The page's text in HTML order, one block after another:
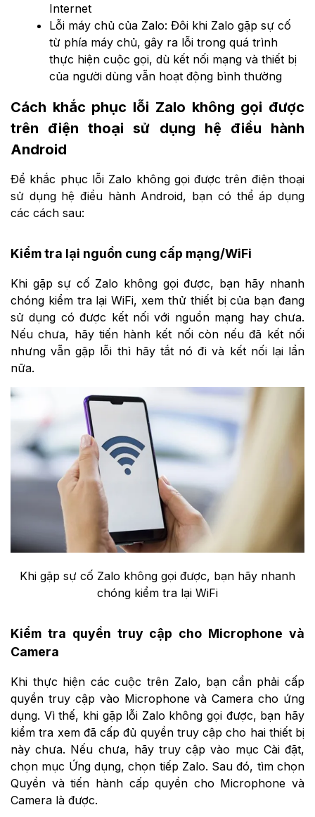
Internet
Lỗi máy chủ của Zalo: Đôi khi Zalo gặp sự cố
từ phía máy chủ, gây ra lỗi trong quá trình
thực hiện cuộc gọi, dù kết nối mạng và thiết bị
của người dùng vẫn hoạt động bình thường
Cách khắc phục lỗi Zalo không gọi được
trên điện thoại sử dụng hệ điều hành
Android
Để khắc phục lỗi Zalo không gọi được trên điện thoại
sử dụng hệ điều hành Android, bạn có thể áp dụng
các cách sau:
Kiểm tra lại nguồn cung cấp mạng/WiFi
Khi gặp sự cố Zalo không gọi được, bạn hãy nhanh
chóng kiểm tra lại WiFi, xem thử thiết bị của bạn đang
sử dụng có được kết nối với nguồn mạng hay chưa.
Nếu chưa, hãy tiến hành kết nối còn nếu đã kết nối
nhưng vẫn gặp lỗi thì hãy tắt nó đi và kết nối lại lần
nữa.
Khi gặp sự cố Zalo không gọi được, bạn hãy nhanh
chóng kiểm tra lại WiFi
Kiểm tra quyền truy cập cho Microphone và
Camera
Khi thực hiện các cuộc trên Zalo, bạn cần phải cấp
quyền truy cập vào Microphone và Camera cho ứng
dụng. Vì thế, khi gặp lỗi Zalo không gọi được, bạn hãy
kiểm tra xem đã cấp đủ quyền truy cập cho hai thiết bị
này chưa. Nếu chưa, hãy truy cập vào mục Cài đặt,
chọn mục Ứng dụng, chọn tiếp Zalo. Sau đó, tìm chọn
Quyền và tiến hành cấp quyền cho Microphone và
Camera là được.